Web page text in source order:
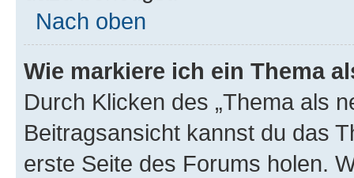
Nach oben
Wie markiere ich ein Thema
Durch Klicken des „Thema als
Beitragsansicht kannst du das
erste Seite des Forums holen.